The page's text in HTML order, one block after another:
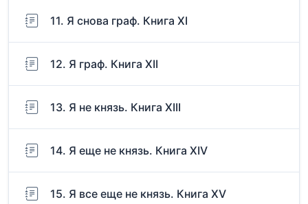
11. Я снова граф. Книга XI
12. Я граф. Книга XII
13. Я не князь. Книга XIII
14. Я еще не князь. Книга XIV
15. Я все еще не князь. Книга XV